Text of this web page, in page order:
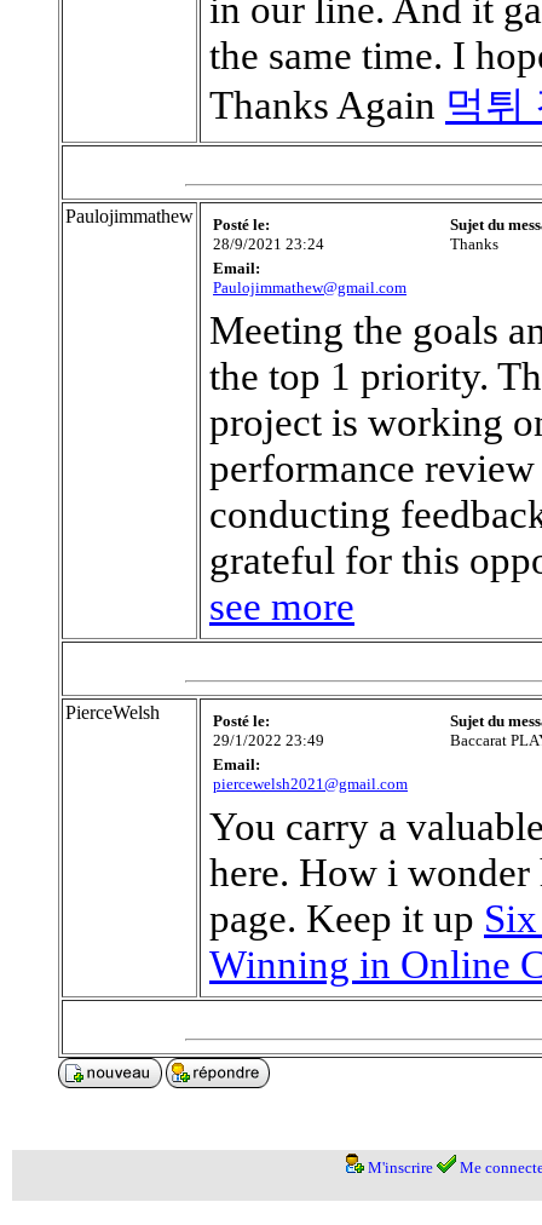
in our line. And it
the same time. I
Thanks Again 먹튀
Paulojimmathew
Posté le:
28/9/2021 23:24
Sujet du
Thanks
Email:
Paulojimmathew@gmail.com
Meeting the goals
the top 1 priority.
project is working
performance
conducting
grateful for this
see more
PierceWelsh
Posté le:
29/1/2022 23:49
Sujet du
Baccarat
Email:
piercewelsh2021@gmail.com
You carry a
here. How i wonder
page. Keep it up
Winning in Online
M'inscrire Me